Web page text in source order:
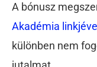
A bónusz
Akadémia
különben nem